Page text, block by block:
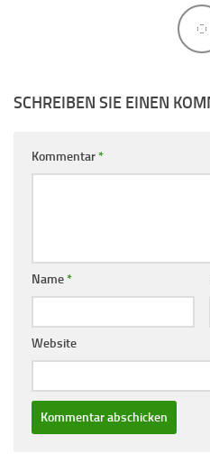
SCHREIBEN SIE EINEN
Kommentar*
Name*
Website